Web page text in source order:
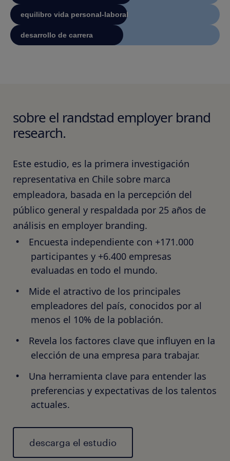
equilibro vida personal-laboral
desarrollo de carrera
sobre el randstad employer brand
research.
Este estudio, es la primera investigación
representativa en Chile sobre marca
empleadora, basada en la percepción del
público general y respaldada por 25 años de
análisis en employer branding.
Encuesta independiente con +171.000
participantes y +6.400 empresas
evaluadas en todo el mundo.
Mide el atractivo de los principales
empleadores del país, conocidos por al
menos el 10% de la población.
Revela los factores clave que influyen en la
elección de una empresa para trabajar.
Una herramienta clave para entender las
preferencias y expectativas de los talentos
actuales.
descarga el estudio